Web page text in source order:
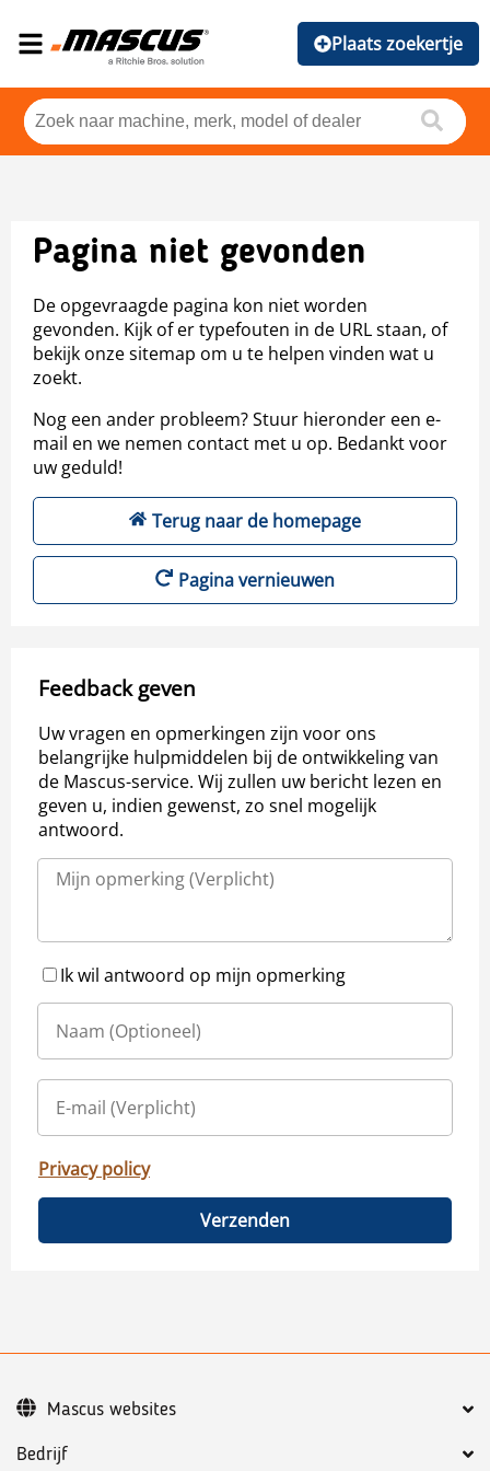
Plaats zoekertje
Pagina niet gevonden
De opgevraagde pagina kon niet worden
gevonden. Kijk of er typefouten in de URL staan, of
bekijk onze sitemap om u te helpen vinden wat u
zoekt.
Nog een ander probleem? Stuur hieronder een e-
mail en we nemen contact met u op. Bedankt voor
uw geduld!
Terug naar de homepage
Pagina vernieuwen
Feedback geven
Uw vragen en opmerkingen zijn voor ons
belangrijke hulpmiddelen bij de ontwikkeling van
de Mascus-service. Wij zullen uw bericht lezen en
geven u, indien gewenst, zo snel mogelijk
antwoord.
Ik wil antwoord op mijn opmerking
Privacy policy
Verzenden
Bedrijf
Mascus websites